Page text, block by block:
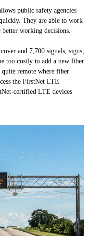
public safety agencies
They are able to work
better working decisions.
and 7,700 signals, signs,
too costly to add a new fiber
quite remote where fiber
the FirstNet LTE
certified LTE devices